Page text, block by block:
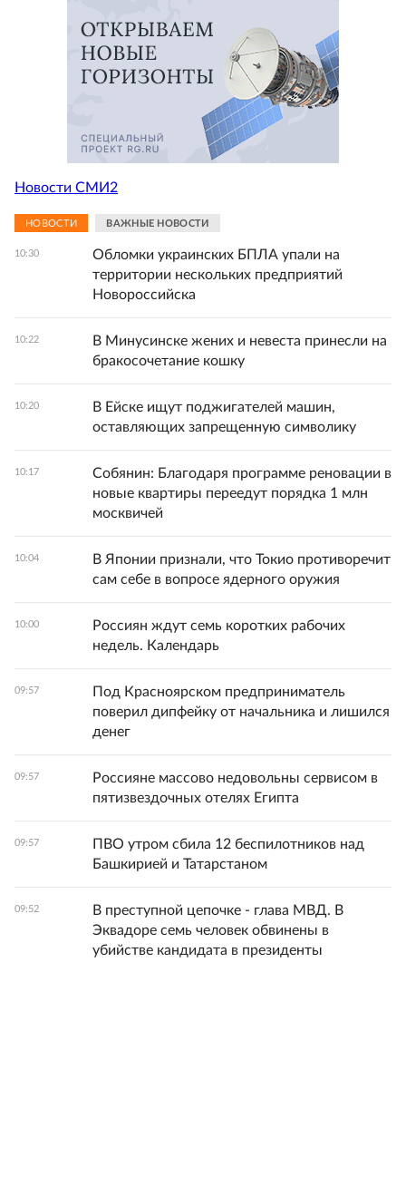
Новости СМИ2
НОВОСТИ ВАЖНЫЕ НОВОСТИ
10:30
Обломки украинских БПЛА упали на
территории нескольких предприятий
Новороссийска
10:22
В Минусинске жених и невеста принесли на
бракосочетание кошку
10:20
В Ейске ищут поджигателей машин,
оставляющих запрещенную символику
10:17
Собянин: Благодаря программе реновации в
новые квартиры переедут порядка 1 млн
москвичей
10:04
В Японии признали, что Токио противоречит
сам себе в вопросе ядерного оружия
10:00
Россиян ждут семь коротких рабочих
недель. Календарь
09:57
Под Красноярском предприниматель
поверил дипфейку от начальника и лишился
денег
09:57
Россияне массово недовольны сервисом в
пятизвездочных отелях Египта
09:57
ПВО утром сбила 12 беспилотников над
Башкирией и Татарстаном
09:52
В преступной цепочке - глава МВД. В
Эквадоре семь человек обвинены в
убийстве кандидата в президенты